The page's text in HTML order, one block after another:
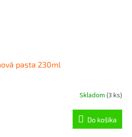
pasta 230ml
Skladom (3 ks)
Do košíka